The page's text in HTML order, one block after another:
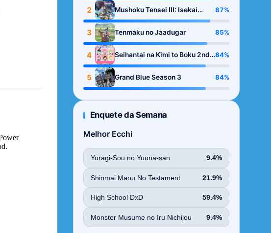
2
Mushoku Tensei III: Isekai
Ittara Honki Dasu
87%
3 Tenmaku no Jaadugar 85%
4
Seihantai na Kimi to Boku 2nd
Season
84%
5 Grand Blue Season 3 84%
Enquete da Semana
Melhor Ecchi
Yuragi-Sou no Yuuna-san 9.4%
Shinmai Maou No Testament 21.9%
High School DxD 59.4%
Monster Musume no Iru Nichijou 9.4%